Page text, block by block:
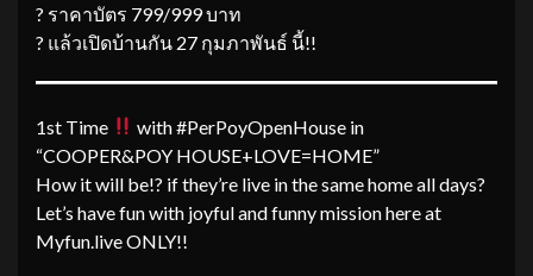
? ราคาบัตร 799/999 บาท
? แล้วเปิดบ้านกัน 27 กุมภาพันธ์ นี้!!
1st Time
with #PerPoyOpenHouse in
“COOPER&POY HOUSE+LOVE=HOME”
How it will be!? if they’re live in the same home all days?
Let’s have fun with joyful and funny mission here at
Myfun.live ONLY!!